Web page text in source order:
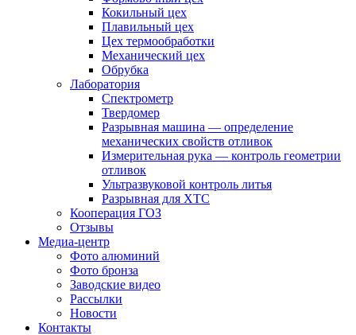
Кокильный цех
Плавильный цех
Цех термообработки
Механический цех
Обрубка
Лаборатория
Спектрометр
Твердомер
Разрывная машина — определение
механических свойств отливок
Измерительная рука — контроль геометрии
отливок
Ультразвуковой контроль литья
Разрывная для ХТС
Кооперация ГОЗ
Отзывы
Медиа-центр
Фото алюминий
Фото бронза
Заводские видео
Рассылки
Новости
Контакты